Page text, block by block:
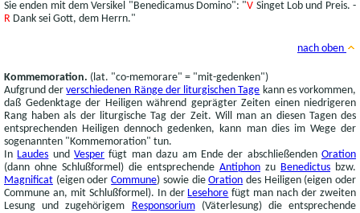
Sie enden mit dem Versikel "Benedicamus Domino": "V Singet Lob und Preis. -
R Dank sei Gott, dem Herrn."
nach oben
Kommemoration. (lat. "co-memorare" = "mit-gedenken")
Aufgrund derverschiedenen Ränge der liturgischen Tage kann es vorkommen,
daß Gedenktage der Heiligen während geprägter Zeiten einen niedrigeren
Rang haben als der liturgische Tag der Zeit. Will man an diesen Tagen des
entsprechenden Heiligen dennoch gedenken, kann man dies im Wege der
sogenannten "Kommemoration" tun.
In Laudes undVesper fügt man dazu am Ende der abschließendenOration
(dann ohne Schlußformel) die entsprechende Antiphon zu Benedictus bzw.
Magnificat (eigen oderCommune) sowie dieOration des Heiligen (eigen oder
Commune an, mit Schlußformel). In der Lesehore fügt man nach der zweiten
Lesung und zugehörigem
Responsorium(Väterlesung) die entsprechende